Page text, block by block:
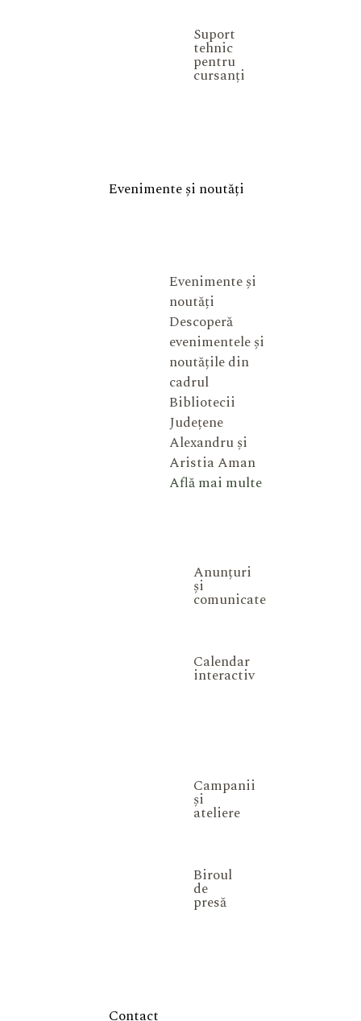
Suport
tehnic
pentru
cursanți
Evenimente și noutăți
Evenimente și
noutăți
Descoperă
evenimentele și
noutățile din
cadrul
Bibliotecii
Județene
Alexandru și
Aristia Aman
Află mai multe
Anunțuri
și
comunicate
Calendar
interactiv
Campanii
și
ateliere
Biroul
de
presă
Contact